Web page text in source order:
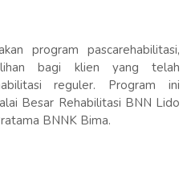
program pascarehabilitasi,
bagi klien yang telah
reguler. Program ini
Besar Rehabilitasi BNN Lido
BNNK Bima.